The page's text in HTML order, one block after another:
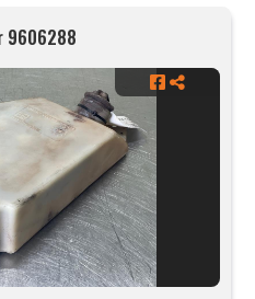
9606288